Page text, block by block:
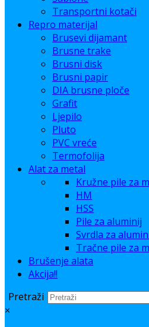
Transportni kotači
Repro materijal
Brusevi dijamant
Brusne trake
Brusni disk
Brusni papir
DIA brusne ploče
Grafit
Ljepilo
Pluto
PVC vreće
Termofolija
Alat za metal
Kružne pile za
HM
HSS
Pile za aluminij
Svrdla za
Tračne pile za
Brušenje alata
Akcija!!
Pretraži
×